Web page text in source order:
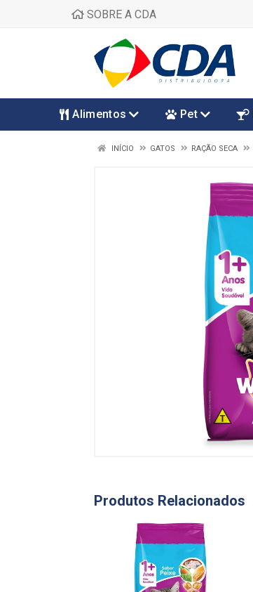
SOBRE A CDA
Alimentos Pet
INÍCIO GATOS RAÇÃO SECA
Produtos Relacionados